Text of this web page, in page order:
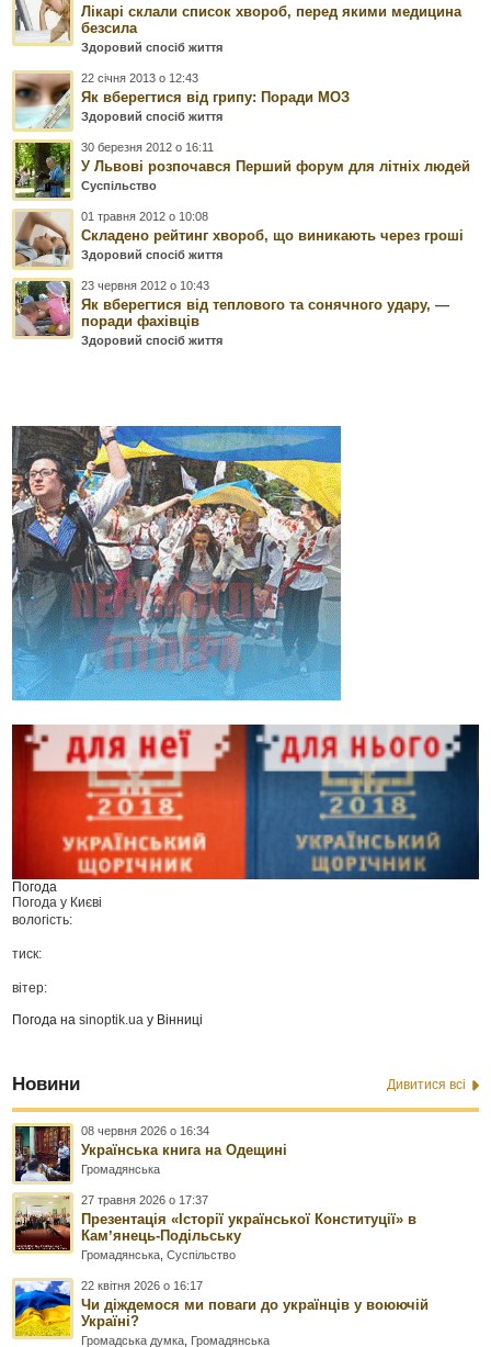
Лікарі склали список хвороб, перед якими медицина
безсила
Здоровий спосіб життя
22 січня 2013 о 12:43
Як вберегтися від грипу: Поради МОЗ
Здоровий спосіб життя
30 березня 2012 о 16:11
У Львові розпочався Перший форум для літніх людей
Суспільство
01 травня 2012 о 10:08
Складено рейтинг хвороб, що виникають через гроші
Здоровий спосіб життя
23 червня 2012 о 10:43
Як вберегтися від теплового та сонячного удару, —
поради фахівців
Здоровий спосіб життя
Погода
Погода у Києві
вологість:
тиск:
вітер:
Погода наsinoptik.ua у Вінниці
Новини Дивитися всі
08 червня 2026 о 16:34
Українська книга на Одещині
Громадянська
27 травня 2026 о 17:37
Презентація «Історії української Конституції» в
Камʼянець-Подільську
Громадянська ,Суспільство
22 квітня 2026 о 16:17
Чи діждемося ми поваги до українців у воюючій
Україні?
Громадська думка Громадянська